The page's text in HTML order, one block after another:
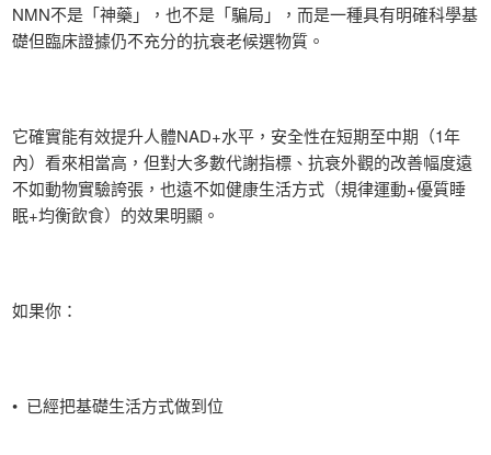
NMN不是「神藥」，也不是「騙局」，而是一種具有明確科學基
礎但臨床證據仍不充分的抗衰老候選物質。
它確實能有效提升人體NAD+水平，安全性在短期至中期（1年
內）看來相當高，但對大多數代謝指標、抗衰外觀的改善幅度遠
不如動物實驗誇張，也遠不如健康生活方式（規律運動+優質睡
眠+均衡飲食）的效果明顯。
如果你：
• 已經把基礎生活方式做到位